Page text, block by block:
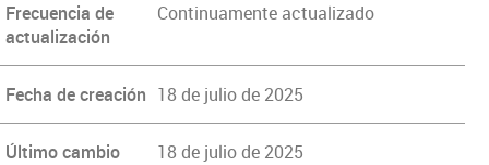
Frecuencia de
actualización
Continuamente actualizado
Fecha de creación 18 de julio de 2025
Último cambio 18 de julio de 2025